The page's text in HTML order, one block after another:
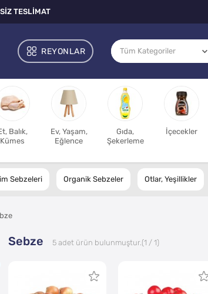
TESLİMAT
REYONLAR
Balık,
Kümes
Ev, Yaşam,
Eğlence
Gıda,
Şekerleme
İçecekler
Sebzeleri Organik Sebzeler Otlar, Yeşillikler
Sebze 5 adet ürün bulunmuştur.(1 / 1)